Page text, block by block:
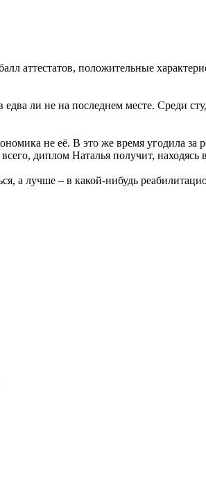
положительные
ли не на последнем месте. Среди
не её. В это же время угодила за
диплом Наталья получит, находясь
а лучше – в какой-нибудь